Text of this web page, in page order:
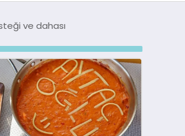
ve dahası